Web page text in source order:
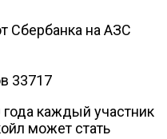
33717
каждый участник
может стать